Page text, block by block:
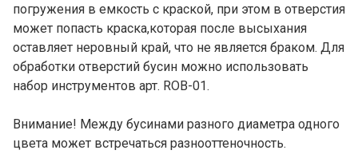
погружения в емкость с краской, при этом в отверстия
может попасть краска,которая после высыхания
оставляет неровный край, что не является браком. Для
обработки отверстий бусин можно использовать
набор инструментов арт. ROB-01.
Внимание! Между бусинами разного диаметра одного
цвета может встречаться разнооттеночность.